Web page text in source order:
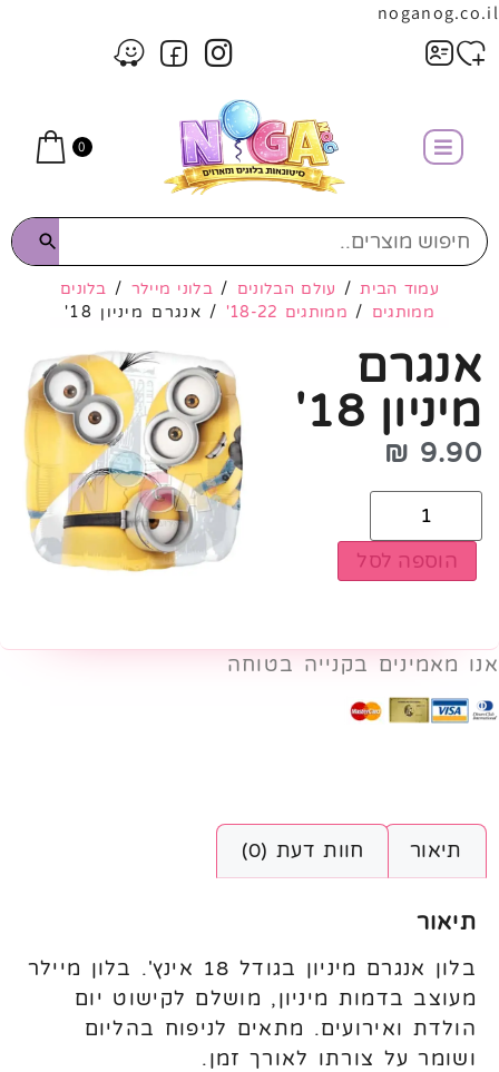
noganog.co.il
0
עמוד הבית/ עולם הבלונים /בלוני מיילר / בלונים
ממותגים / ממותגים 18-22' / אנגרם מיניון 18'
אנגרם
מיניון 18'
9.90
₪
הוספה לסל
אנו מאמינים בקנייה בטוחה
תיאור חוות דעת (0)
תיאור
בלון אנגרם מיניון בגודל 18 אינץ'. בלון מיילר
מעוצב בדמות מיניון, מושלם לקישוט יום
הולדת ואירועים. מתאים לניפוח בהליום
ושומר על צורתו לאורך זמן.